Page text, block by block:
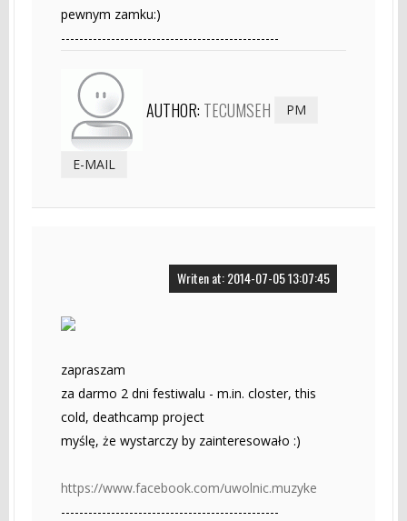
pewnym zamku:)
------------------------------------------------
AUTHOR: TECUMSEH PM
E-MAIL
Writen at: 2014-07-05 13:07:45
zapraszam
za darmo 2 dni festiwalu - m.in. closter, this
cold, deathcamp project
myślę, że wystarczy by zainteresowało :)
https://www.facebook.com/uwolnic.muzyke
------------------------------------------------